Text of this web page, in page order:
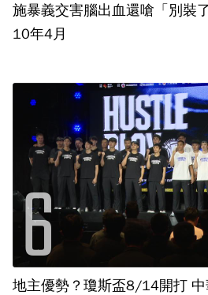
施暴義交害腦出血還嗆「別
10年4月
地主優勢？瓊斯盃8/14開打